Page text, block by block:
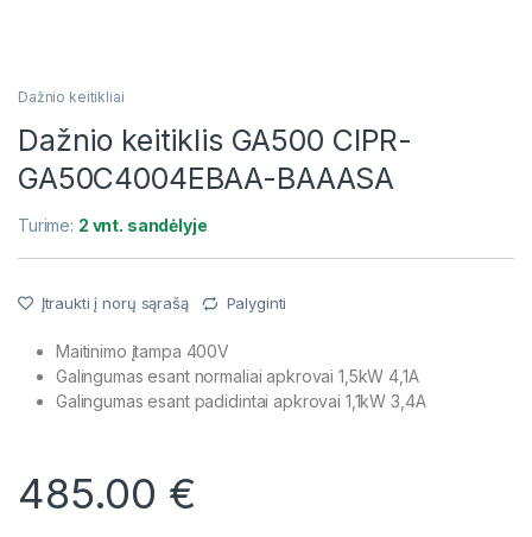
Dažnio keitikliai
Dažnio keitiklis GA500 CIPR-
GA50C4004EBAA-BAAASA
Turime: 2 vnt. sandėlyje
Įtraukti į norų sąrašą Palyginti
Maitinimo įtampa 400V
Galingumas esant normaliai apkrovai 1,5kW 4,1A
Galingumas esant padidintai apkrovai 1,1kW 3,4A
485.00 €